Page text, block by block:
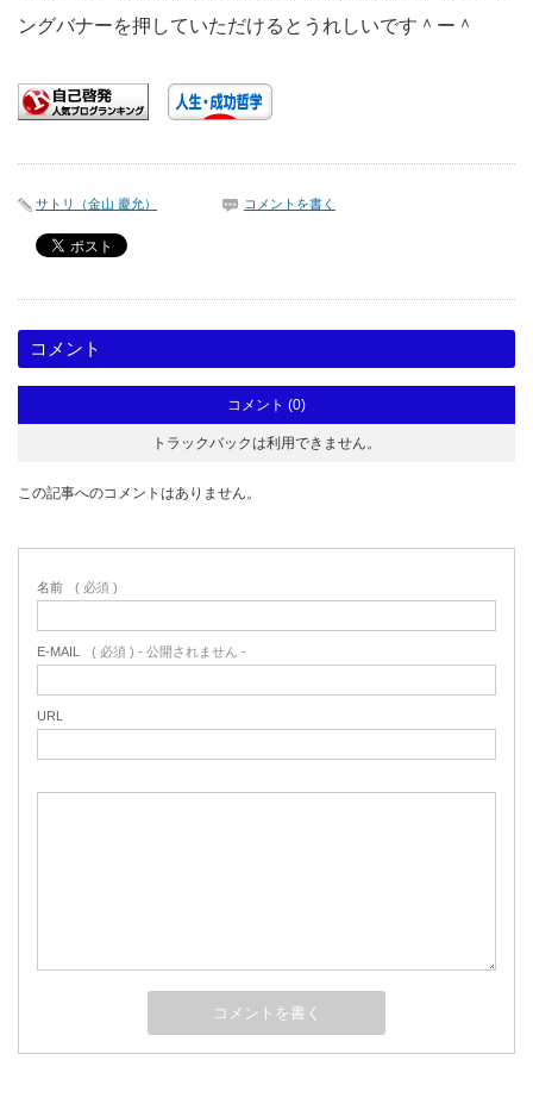
ングバナーを押していただけるとうれしいです＾ー＾
サトリ（金山 慶允） コメントを書く
コメント
コメント (0)
トラックバックは利用できません。
この記事へのコメントはありません。
名前 ( 必須 )
E-MAIL ( 必須 ) - 公開されません -
URL